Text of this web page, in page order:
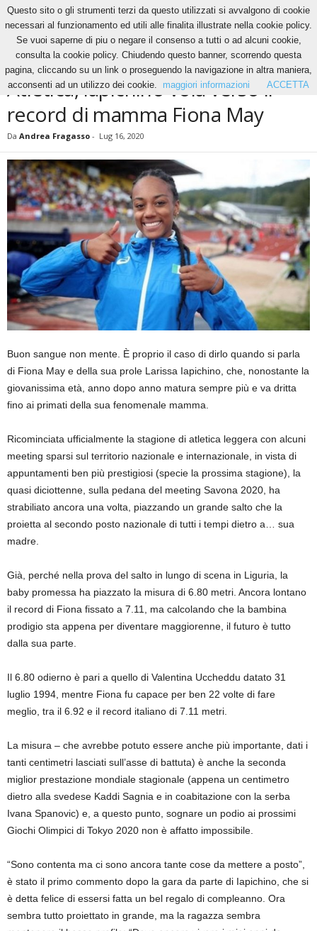
News Atletica, Iapichino vola verso il record di mamma Fiona May
NEWS
Atletica, Iapichino vola verso il
record di mamma Fiona May
Da Andrea Fragasso - Lug 16, 2020
Buon sangue non mente. È proprio il caso di dirlo quando si parla
di Fiona May e della sua prole Larissa Iapichino, che, nonostante la
giovanissima età, anno dopo anno matura sempre più e va dritta
fino ai primati della sua fenomenale mamma.
Ricominciata ufficialmente la stagione di atletica leggera con alcuni
meeting sparsi sul territorio nazionale e internazionale, in vista di
appuntamenti ben più prestigiosi (specie la prossima stagione), la
quasi diciottenne, sulla pedana del meeting Savona 2020, ha
strabiliato ancora una volta, piazzando un grande salto che la
proietta al secondo posto nazionale di tutti i tempi dietro a… sua
madre.
Già, perché nella prova del salto in lungo di scena in Liguria, la
baby promessa ha piazzato la misura di 6.80 metri. Ancora lontano
il record di Fiona fissato a 7.11, ma calcolando che la bambina
prodigio sta appena per diventare maggiorenne, il futuro è tutto
dalla sua parte.
Il 6.80 odierno è pari a quello di Valentina Uccheddu datato 31
luglio 1994, mentre Fiona fu capace per ben 22 volte di fare
meglio, tra il 6.92 e il record italiano di 7.11 metri.
La misura – che avrebbe potuto essere anche più importante, dati i
tanti centimetri lasciati sull’asse di battuta) è anche la seconda
miglior prestazione mondiale stagionale (appena un centimetro
dietro alla svedese Kaddi Sagnia e in coabitazione con la serba
Ivana Spanovic) e, a questo punto, sognare un podio ai prossimi
Giochi Olimpici di Tokyo 2020 non è affatto impossibile.
“Sono contenta ma ci sono ancora tante cose da mettere a posto”,
è stato il primo commento dopo la gara da parte di Iapichino, che si
è detta felice di essersi fatta un bel regalo di compleanno. Ora
sembra tutto proiettato in grande, ma la ragazza sembra
Questo sito o gli strumenti terzi da questo utilizzati si avvalgono di cookie
necessari al funzionamento ed utili alle finalita illustrate nella cookie policy.
Se vuoi saperne di piu o negare il consenso a tutti o ad alcuni cookie,
consulta la cookie policy. Chiudendo questo banner, scorrendo questa
pagina, cliccando su un link o proseguendo la navigazione in altra maniera,
acconsenti ad un utilizzo dei cookie.
maggiori informazioni ACCETTA